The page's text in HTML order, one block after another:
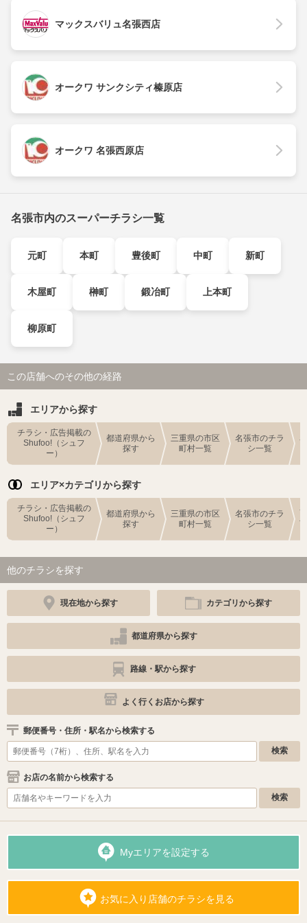
マックスバリュ名張西店
オークワ サンクシティ榛原店
オークワ 名張西原店
名張市内のスーパーチラシ一覧
元町 本町 豊後町 中町 新町
木屋町 榊町 鍛冶町 上本町
柳原町
この店舗へのその他の経路
エリアから探す
チラシ・広告掲載の
Shufoo!（シュフ
ー）
都道府県から
探す
三重県の市区
町村一覧
名張市のチラ
シ一覧
エリア×カテゴリから探す
チラシ・広告掲載の
Shufoo!（シュフ
ー）
都道府県から
探す
三重県の市区
町村一覧
名張市のチラ
シ一覧
他のチラシを探す
現在地から探す カテゴリから探す
都道府県から探す
路線・駅から探す
よく行くお店から探す
郵便番号・住所・駅名から検索する
お店の名前から検索する
Myエリアを設定する
お気に入り店舗のチラシを見る